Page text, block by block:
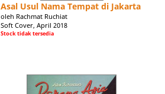
Asal Usul Nama Tempat di Jakarta
oleh Rachmat Ruchiat
Soft Cover, April 2018
Stock tidak tersedia